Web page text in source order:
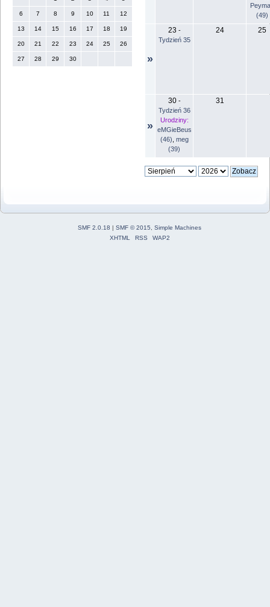
6 7 8 9 10 11 12
13 14 15 16 17 18 19
20 21 22 23 24 25 26
27 28 29 30
(49)
»
23 -
Tydzień 35
24 25
»
30-
Tydzień 36
Urodziny:
eMGieBeus
(46) meg
(39)
31
SMF 2.0.18 | SMF © 2015
Simple Machines
XHTML
RSS WAP2